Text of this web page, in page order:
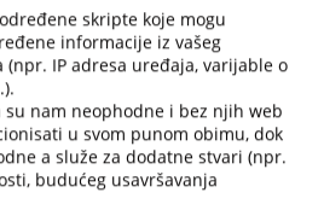
„Унапређење ефикасности
судија и тужилаца ИЦЕА ИИИ“
судско и тужилачко вијеће
Краљевине Шведске, Основни
кораке ради повећања
поступка на начин што је
поступак, Смјернице за
у извршном поступку, као и
на извршном одјељењу за
skripte koje mogu
informacije iz vašeg
(npr. IP adresa uređaja, varijable o
nam neophodne i bez njih web
u svom punom obimu, dok
a služe za dodatne stvari (npr.
budućeg usavršavanja